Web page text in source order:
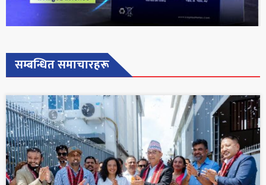
सम्बन्धित समाचारहरू